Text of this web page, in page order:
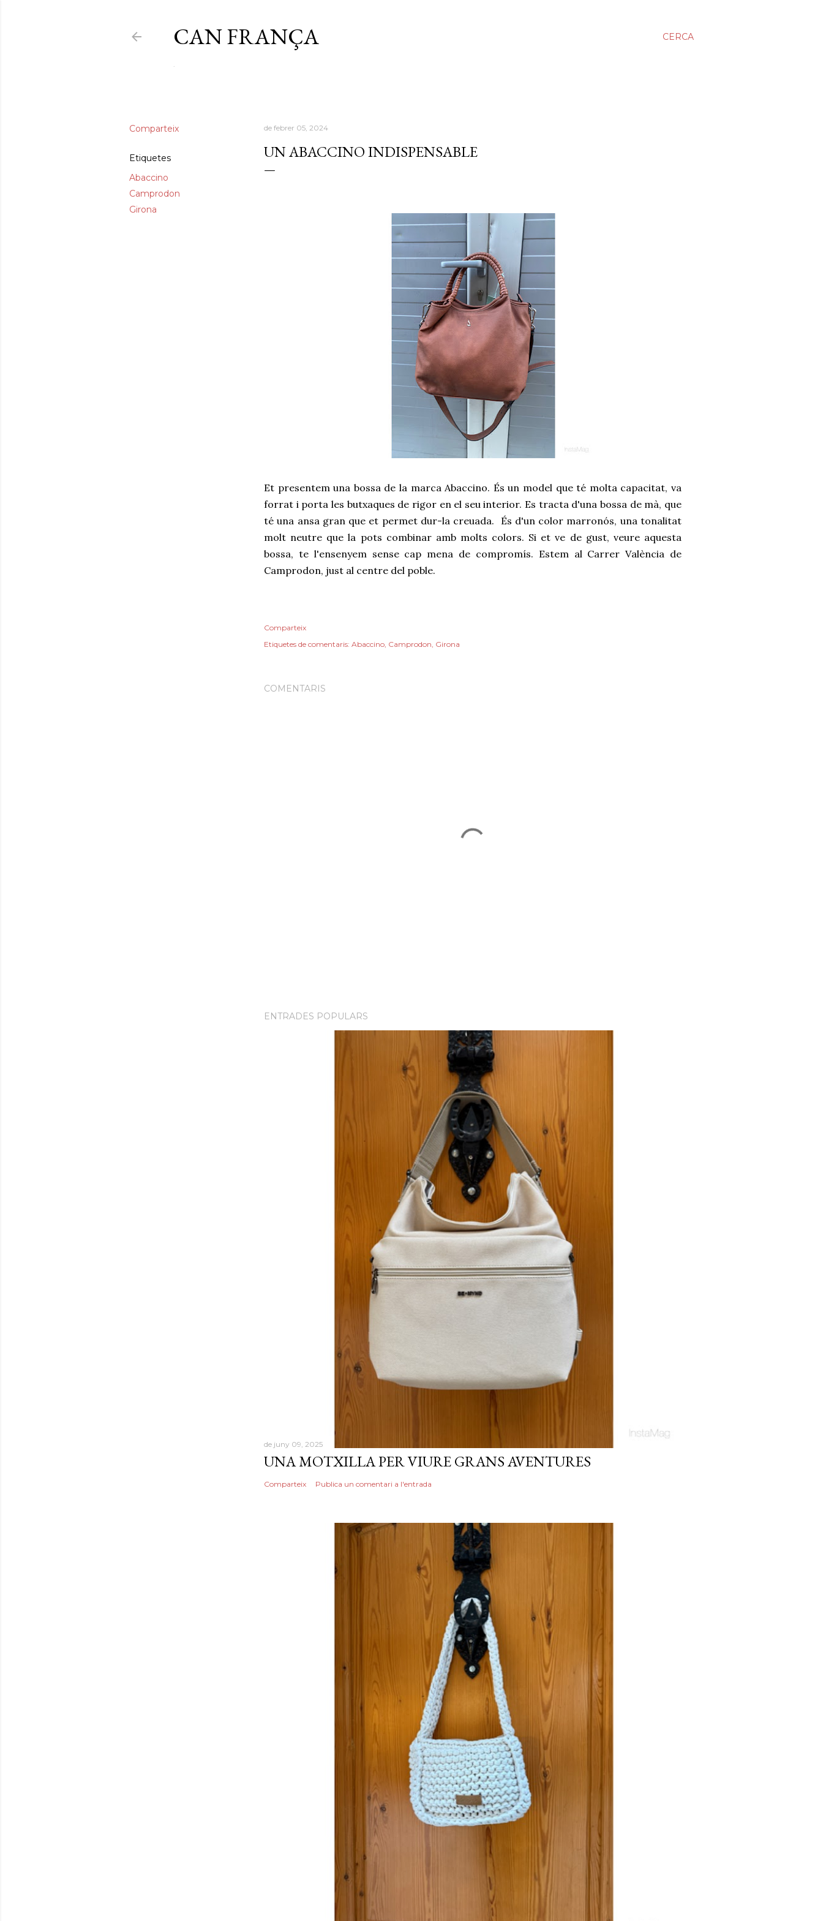
CERCA
CAN FRANÇA
.
Comparteix
Etiquetes
Abaccino
Camprodon
Girona
de febrer 05, 2024
UN ABACCINO INDISPENSABLE
Et presentem una bossa de la marca Abaccino. És un model que té molta capacitat, va
forrat i porta les butxaques de rigor en el seu interior. Es tracta d'una bossa de mà, que
té una ansa gran que et permet dur-la creuada. És d'un color marronós, una tonalitat
molt neutre que la pots combinar amb molts colors. Si et ve de gust, veure aquesta
bossa, te l'ensenyem sense cap mena de compromís. Estem al Carrer València de
Camprodon, just al centre del poble.
Comparteix
Etiquetes de comentaris: Abaccino Camprodon Girona
COMENTARIS
ENTRADES POPULARS
de juny 09, 2025
UNA MOTXILLA PER VIURE GRANS AVENTURES
Comparteix Publica un comentari a l'entrada